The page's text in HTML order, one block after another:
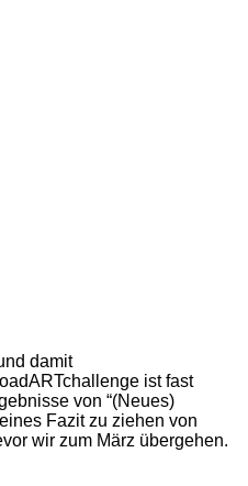
damit
ist fast
von “(Neues)
Fazit zu ziehen von
wir zum März übergehen.